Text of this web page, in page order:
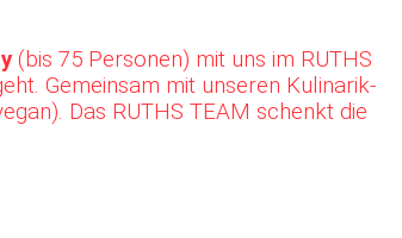
(bis 75 Personen) mit uns im RUTHS
Gemeinsam mit unseren Kulinarik-
Das RUTHS TEAM schenkt die